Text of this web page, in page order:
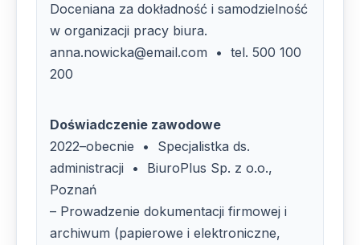
Doceniana za dokładność i samodzielność
w organizacji pracy biura.
anna.nowicka@email.com • tel. 500 100
200
Doświadczenie zawodowe
2022–obecnie • Specjalistka ds.
administracji • BiuroPlus Sp. z o.o.,
Poznań
– Prowadzenie dokumentacji firmowej i
archiwum (papierowe i elektroniczne,